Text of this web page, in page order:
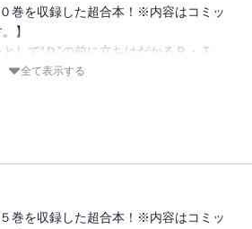
巻を収録した超合本！※内容はコミッ
】
して“Ｄ”の前に立ちはだかるＲ・Ｔ
ギリＳ・Ｖ（ストリートバージョン）
全て表示する
巻を収録した超合本！※内容はコミッ